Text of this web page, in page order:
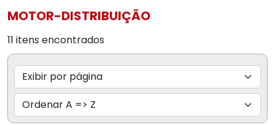
MOTOR-DISTRIBUIÇÃO
11 itens encontrados